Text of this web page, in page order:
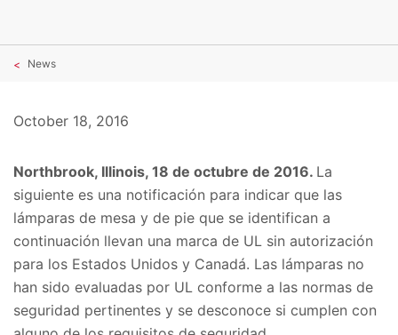
News
October 18, 2016
Northbrook, Illinois, 18 de octubre de 2016. La
siguiente es una notificación para indicar que las
lámparas de mesa y de pie que se identifican a
continuación llevan una marca de UL sin autorización
para los Estados Unidos y Canadá. Las lámparas no
han sido evaluadas por UL conforme a las normas de
seguridad pertinentes y se desconoce si cumplen con